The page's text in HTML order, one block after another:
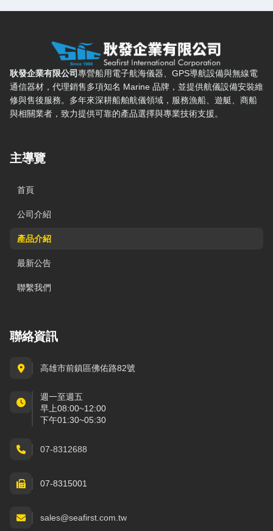
耿發企業有限公司 — 網站概要、主導覽與聯絡方式
耿發企業有限公司專營船用電子航海儀器、GPS導航設備與無線電
通信器材，代理銷售多項知名 Marine 品牌，並提供航儀設備安裝維
修與售後服務。多年來深耕船舶航儀領域，服務漁船、遊艇、商船
與相關業者，致力提供可靠的產品選擇與專業技術支援。
主導覽
首頁
公司介紹
產品介紹
最新公告
聯繫我們
聯絡資訊
高雄市前鎮區佛佑路82號
週一至週五
早上08:00~12:00
下午01:30~05:30
07-8312688
07-8315001
sales@seafirst.com.tw